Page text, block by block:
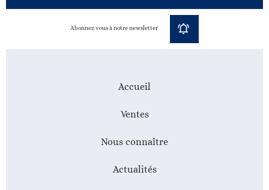
Abonnez vous à notre newsletter
Accueil
Ventes
Nous connaître
Actualités